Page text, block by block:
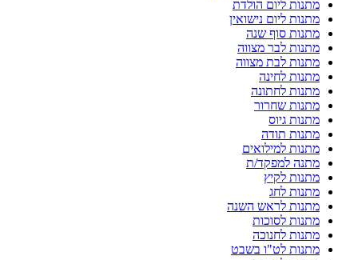
מתנות ליום הולדת
מתנות ליום נישואין
מתנות סוף שנה
מתנות לבר מצווה
מתנות לבת מצווה
מתנות לחינה
מתנות לחתונה
מתנות שחרור
מתנות גיוס
מתנות תודה
מתנות למילואים
מתנה למפקד/ת
מתנות לקיץ
מתנות לחג
מתנות לראש השנה
מתנות לסוכות
מתנות לחנוכה
מתנות לט"ו בשבט